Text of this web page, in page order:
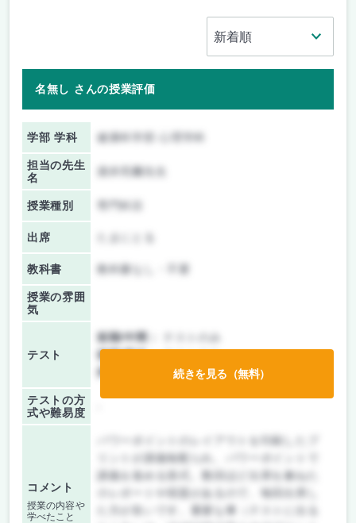
名無し さんの授業評価
学部 学科 健康科学部 心理学科
担当の先生
名
酒井亮爾先生
授業種別
出席
教科書 教科書なし・不要
授業の雰囲
気
テスト
前期/中間：
後期/期末：
教科書ノート持ち込み不可
テストの方
式や難易度
コメント
授業の内容や
学べたこと
リントが講義毎配られ、パワーポイントで
講義を進める形式。数回ほど出席を兼ねた
小レポートや宿題があるので、毎回出席し
続きを見る（無料）